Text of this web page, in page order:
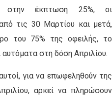
στην έκπτωση 25%, οι
τις 30 Μαρτίου και μετά,
του 75% της οφειλής, το
στη δόση Απριλίου.
για να επωφεληθούν της
αρκεί να πληρώσουν